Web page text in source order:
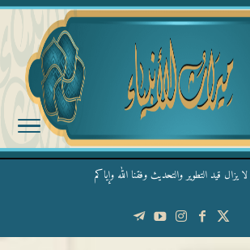
لا يزال قيد التطوير والتحديث وفقنا الله وإياكم
ربيع وفقه الله: نحن ليس عندنا تقديس الأشخاص